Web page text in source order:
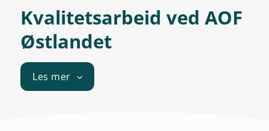
Kvalitetsarbeid ved AOF
Østlandet
Les mer